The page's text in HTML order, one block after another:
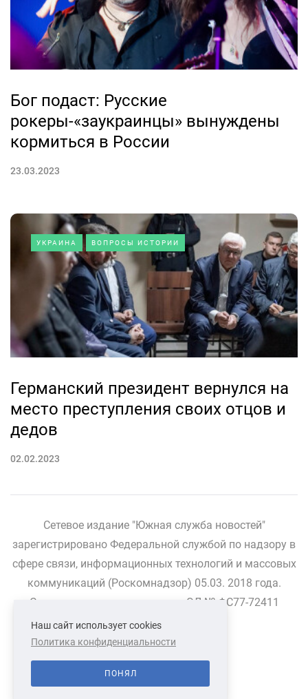
Бог подаст: Русские
рокеры-«заукраинцы» вынуждены
кормиться в России
23.03.2023
УКРАИНА ВОПРОСЫ ИСТОРИИ
Германский президент вернулся на
место преступления своих отцов и
дедов
02.02.2023
Сетевое издание "Южная служба новостей"
зарегистрировано Федеральной службой по надзору в
сфере связи, информационных технологий и массовых
коммуникаций (Роскомнадзор) 05.03. 2018 года.
Свидетельство о регистрации ЭЛ № ФС77-72411
СВЯЗАТЬСЯ С НАМИ
Наш сайт использует cookies
Политика конфиденциальности
ПОНЯЛ